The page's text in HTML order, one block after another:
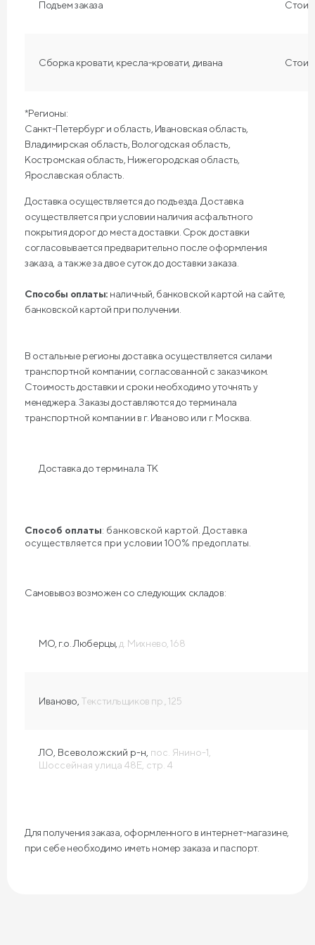
Подъем заказа
Сборка кровати, кресла-кровати, дивана
*Регионы:
Санкт-Петербург и область, Ивановская область,
Владимирская область, Вологодская область,
Костромская область, Нижегородская область,
Ярославская область.
Доставка осуществляется до подъезда. Доставка
осуществляется при условии наличия асфальтного
покрытия дорог до места доставки. Срок доставки
согласовывается предварительно после оформления
заказа, а также за двое суток до доставки заказа.
Способы оплаты: наличный, банковской картой на сайте,
банковской картой при получении.
В остальные регионы доставка осуществляется силами
транспортной компании, согласованной с заказчиком.
Стоимость доставки и сроки необходимо уточнять у
менеджера. Заказы доставляются до терминала
транспортной компании в г. Иваново или г. Москва.
Доставка до терминала ТК
Способ оплаты: банковской картой. Доставка
осуществляется при условии 100% предоплаты.
Самовывоз возможен со следующих складов:
МО, г.о. Люберцы, д. Михнево, 168
Иваново, Текстильщиков пр., 125
ЛО, Всеволожский р-н, пос. Янино-1,
Шоссейная улица 48Е, стр. 4
Для получения заказа, оформленного в интернет-магазине,
при себе необходимо иметь номер заказа и паспорт.